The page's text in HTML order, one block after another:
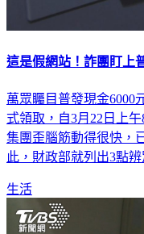
這是假網站！詐團盯上
萬眾矚目普發現金6000
式領取，自3月22日上
集團歪腦筋動得很快，
此，財政部就列出3點
生活